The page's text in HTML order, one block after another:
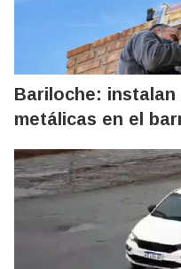
Bariloche:
metálicas en el